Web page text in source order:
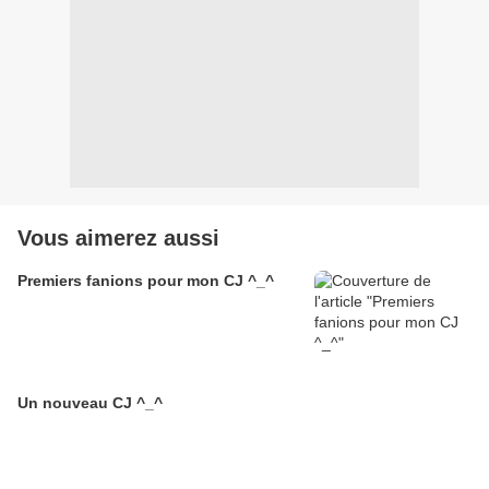
Vous aimerez aussi
Premiers fanions pour mon CJ ^_^
Un nouveau CJ ^_^